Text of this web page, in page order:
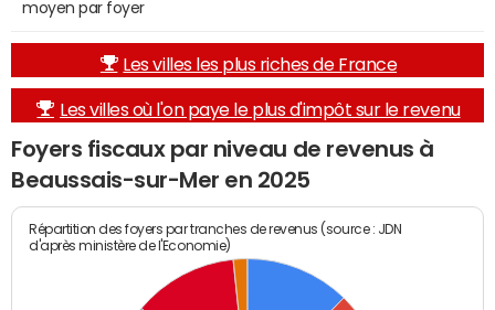
moyen par foyer
Les villes les plus riches de France
Les villes où l'on paye le plus d'impôt sur le revenu
Foyers fiscaux par niveau de revenus à
Beaussais-sur-Mer en 2025
Répartition des foyers par tranches de revenus (source : JDN
d'après ministère de l'Economie)